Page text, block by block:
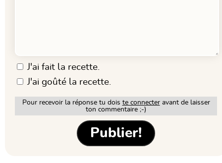
J'ai fait la recette.
J'ai goûté la recette.
Pour recevoir la réponse tu dois te connecteravant de laisser
ton commentaire ;-)